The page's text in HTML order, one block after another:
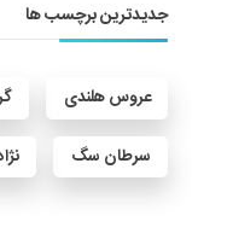
جدیدترین برچسب ها
عروس هلندی
سرطان سگ